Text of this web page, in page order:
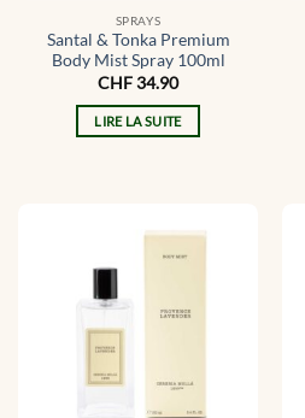
SPRAYS
Santal & Tonka Premium
Body Mist Spray 100ml
CHF34.90
LIRE LA SUITE